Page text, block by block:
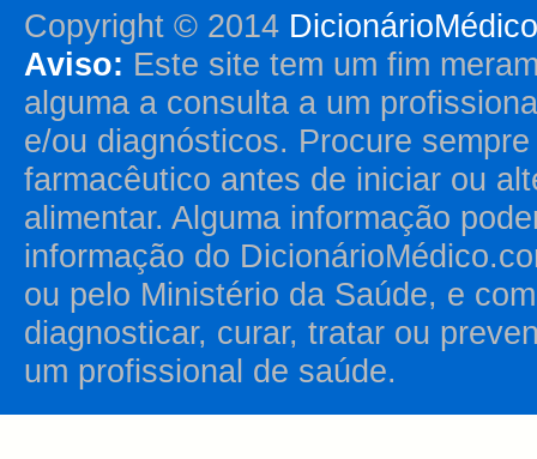
Copyright © 2014
Aviso: Este site tem um fim
alguma a consulta a um
e/ou diagnósticos. Procure
farmacêutico antes de iniciar ou
alimentar. Alguma informação
informação do
ou pelo Ministério da Saúde, e
diagnosticar, curar, tratar ou
um profissional de saúde.